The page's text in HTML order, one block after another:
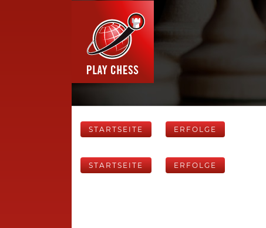
STARTSEITE ERFOLGE
STARTSEITE ERFOLGE